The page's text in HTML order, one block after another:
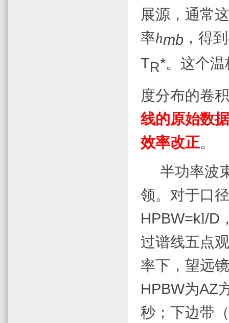
展源，通常
率hmb ，得
TR*。这个
度分布的卷
线的原始数
效率改正。
半功率波
领。对于口
HPBW=kl/D
过谱线五点
率下，望远
HPBW为AZ
秒；下边带（